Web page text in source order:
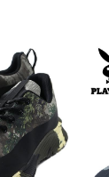
、商品の色味が若干
り、お客様にご迷惑
様最大限に努めてお
めご了承ください。